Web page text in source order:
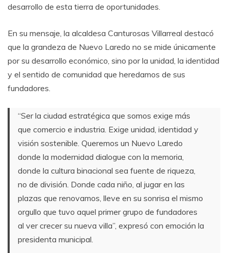
desarrollo de esta tierra de oportunidades.
En su mensaje, la alcaldesa Canturosas Villarreal destacó
que la grandeza de Nuevo Laredo no se mide únicamente
por su desarrollo económico, sino por la unidad, la identidad
y el sentido de comunidad que heredamos de sus
fundadores.
“Ser la ciudad estratégica que somos exige más
que comercio e industria. Exige unidad, identidad y
visión sostenible. Queremos un Nuevo Laredo
donde la modernidad dialogue con la memoria,
donde la cultura binacional sea fuente de riqueza,
no de división. Donde cada niño, al jugar en las
plazas que renovamos, lleve en su sonrisa el mismo
orgullo que tuvo aquel primer grupo de fundadores
al ver crecer su nueva villa”, expresó con emoción la
presidenta municipal.